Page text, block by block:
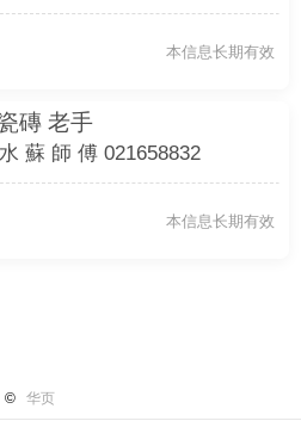
汽修電工 . 歡迎來電諮詢
本信息长期有效
磚 老手
蘇 師 傅 021658832
本信息长期有效
© 华页